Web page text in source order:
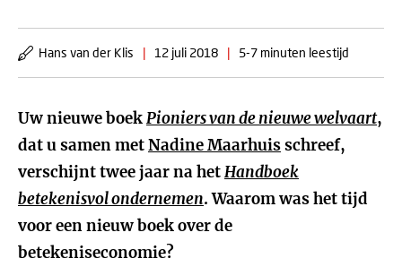
Hans van der Klis | 12 juli 2018 | 5-7 minuten leestijd
Uw nieuwe boekPioniers van de nieuwe welvaart,
dat u samen metNadine Maarhuisschreef,
verschijnt twee jaar na hetHandboek
betekenisvol ondernemen. Waarom was het tijd
voor een nieuw boek over de
betekeniseconomie?